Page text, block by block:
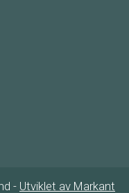
- Utviklet av Markant